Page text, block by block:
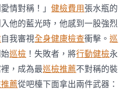
不
符
合
法
令
牙
秀
傳
醫
情對稱！」健檢費用張水瓶的
他的藍光時，他感到一股強烈
自我審視全身健康檢查衝擊。巡
始巡檢 ！失敗者，將行動健檢永
，成為最巡檢推薦不對稱的裝
薦從吧檯下面拿出兩件武器：